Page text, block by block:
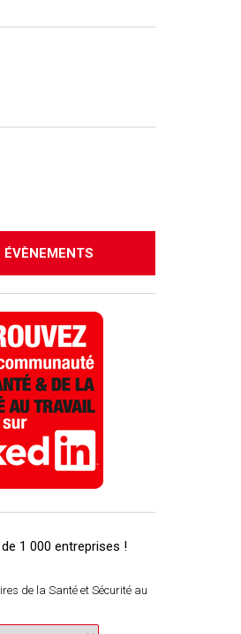
ÉVÈNEMENTS
de la Santé et Sécurité au